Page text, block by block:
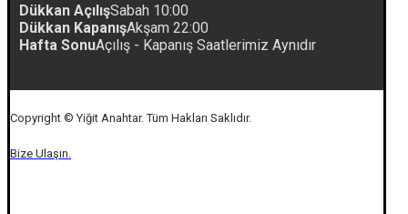
Dükkan AçılışSabah 10:00
Dükkan KapanışAkşam 22:00
Hafta SonuAçılış - Kapanış Saatlerimiz Aynıdır
Copyright © Yiğit Anahtar. Tüm Hakları Saklıdır.
Bize Ulaşın.